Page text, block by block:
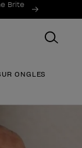
Brite
ONGLES